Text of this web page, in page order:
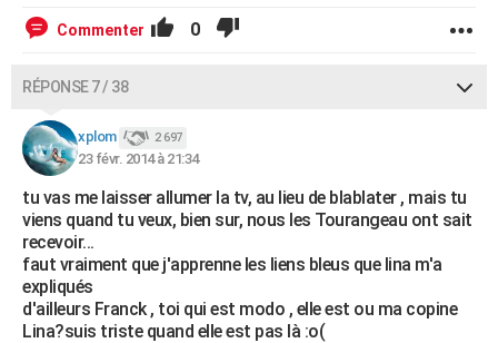
Commenter 0
RÉPONSE 7 / 38
xplom 2 697
23 févr. 2014 à 21:34
tu vas me laisser allumer la tv, au lieu de blablater , mais tu
viens quand tu veux, bien sur, nous les Tourangeau ont sait
recevoir...
faut vraiment que j'apprenne les liens bleus que lina m'a
expliqués
d'ailleurs Franck , toi qui est modo , elle est ou ma copine
Lina?suis triste quand elle est pas là :o(